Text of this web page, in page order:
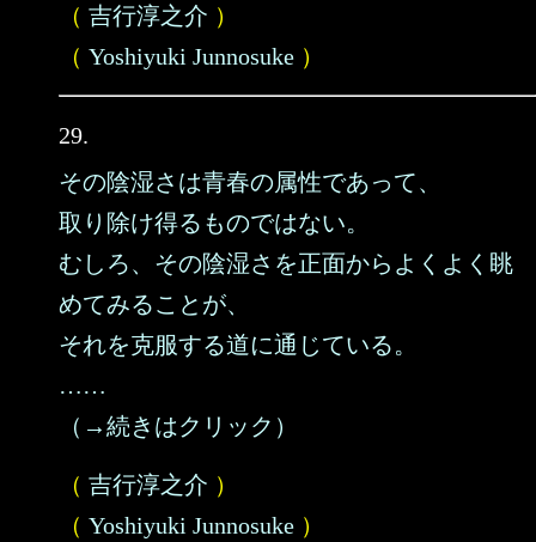
（ 吉行淳之介 ）
（ Yoshiyuki Junnosuke ）
29.
その陰湿さは青春の属性であって、
取り除け得るものではない。
むしろ、その陰湿さを正面からよくよく眺
めてみることが、
それを克服する道に通じている。
……
（→続きはクリック）
（ 吉行淳之介 ）
（ Yoshiyuki Junnosuke ）